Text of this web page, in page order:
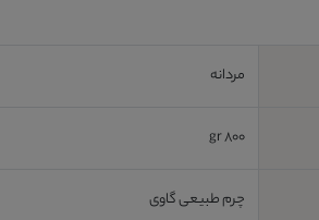
مردانه
800 gr
چرم طبیعی گاوی